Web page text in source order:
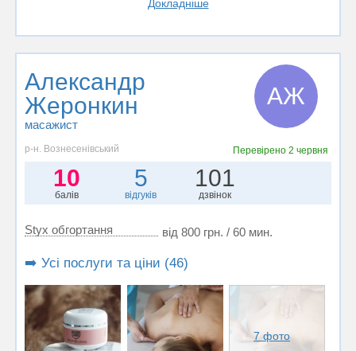
Докладніше
Александр
Жеронкин
масажист
АЖ
р-н. Вознесенівський Перевірено 2 червня
10
балів
5
відгуків
101
дзвінок
Styx обгортання від 800 грн. / 60 мин.
➡️ Усі послуги та ціни (46)
7 фото